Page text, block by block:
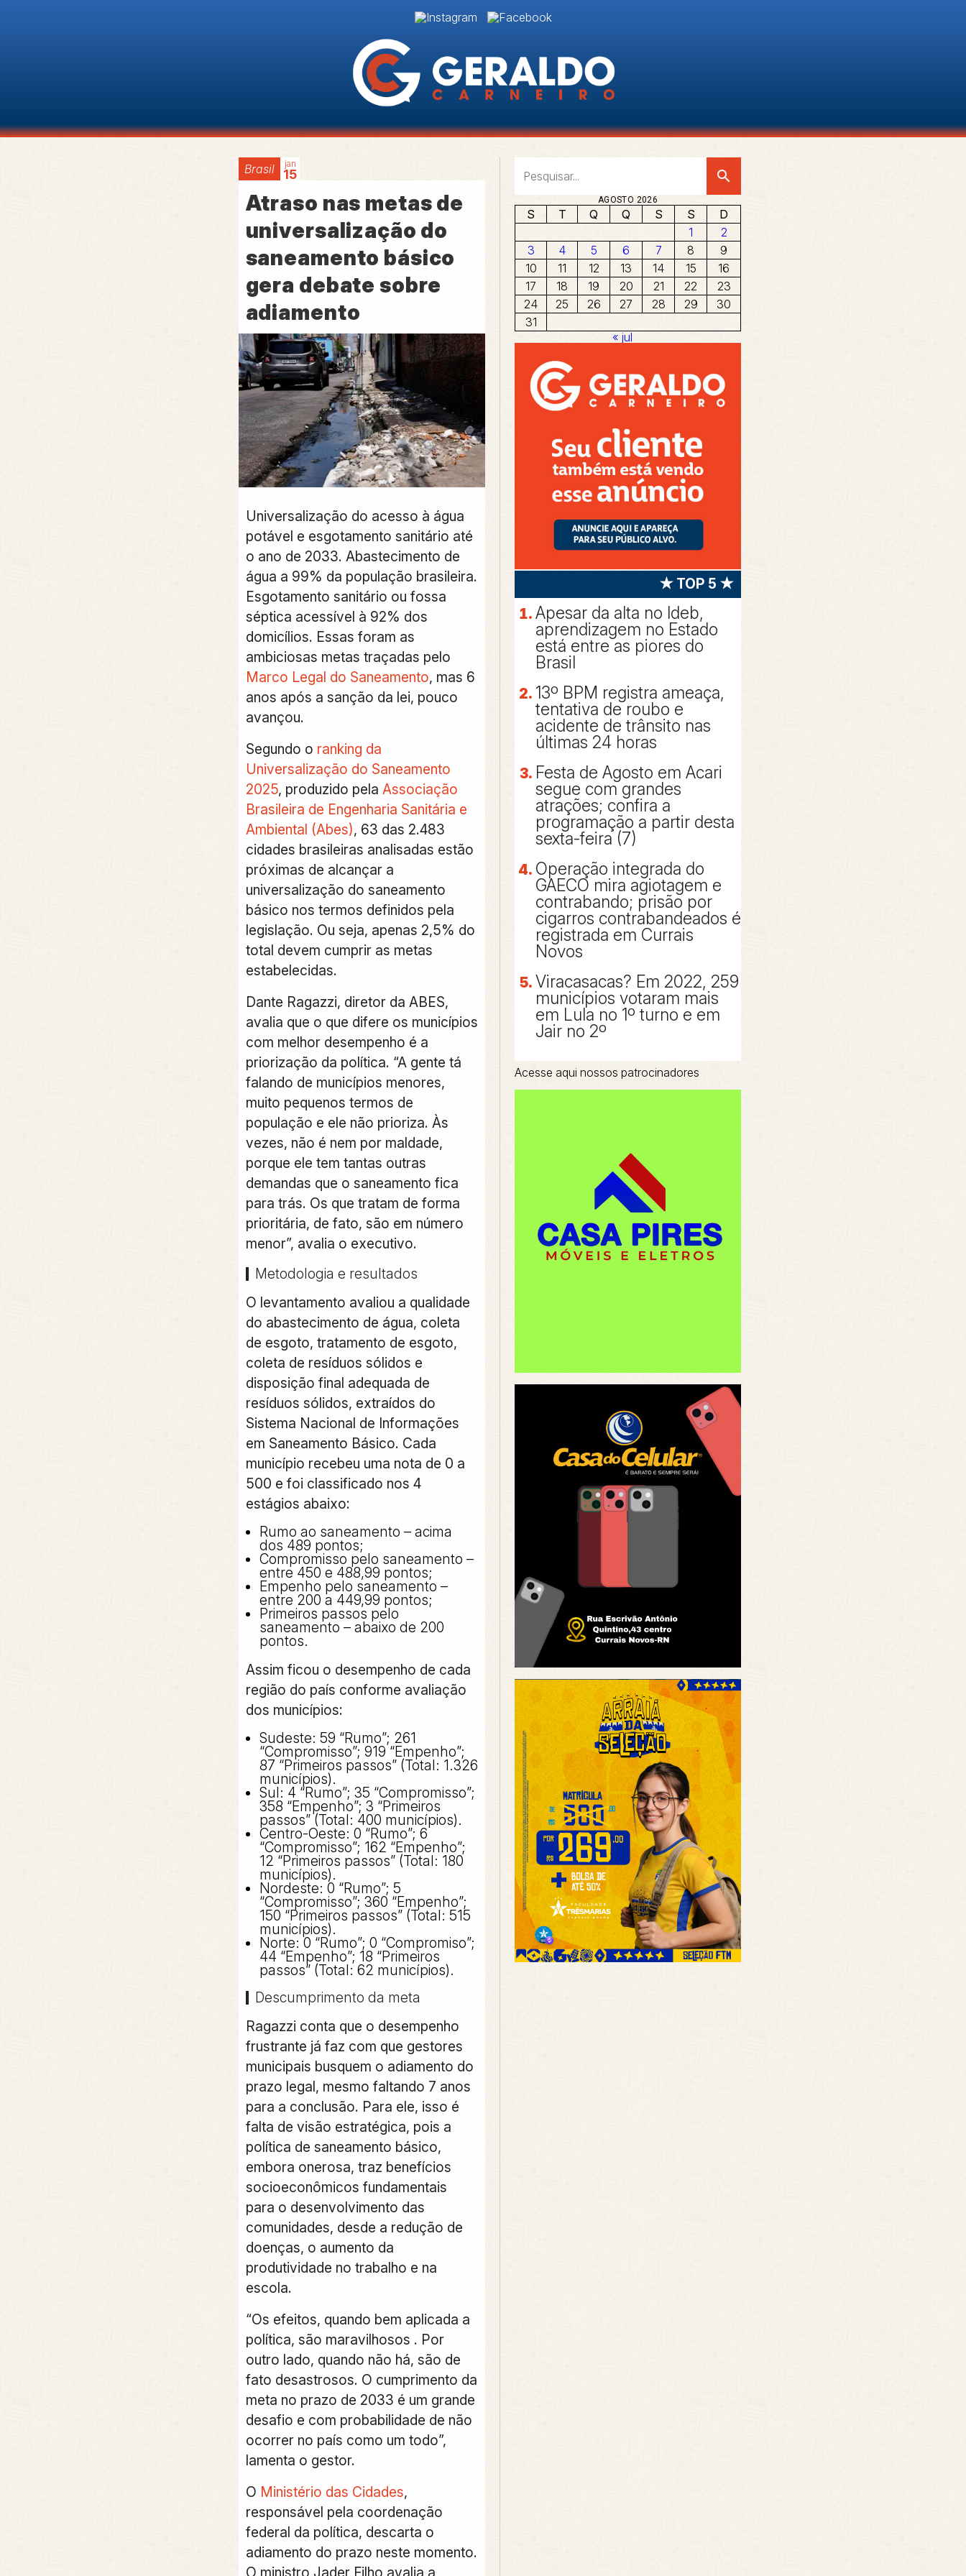
Brasil 15
jan
Atraso nas metas de
universalização do
saneamento básico
gera debate sobre
adiamento
Universalização do acesso à água
potável e esgotamento sanitário até
o ano de 2033. Abastecimento de
água a 99% da população brasileira.
Esgotamento sanitário ou fossa
séptica acessível à 92% dos
domicílios. Essas foram as
ambiciosas metas traçadas pelo
Marco Legal do Saneamento, mas 6
anos após a sanção da lei, pouco
avançou.
Segundo o ranking da
Universalização do Saneamento
2025, produzido pela Associação
Brasileira de Engenharia Sanitária e
Ambiental (Abes), 63 das 2.483
cidades brasileiras analisadas estão
próximas de alcançar a
universalização do saneamento
básico nos termos definidos pela
legislação. Ou seja, apenas 2,5% do
total devem cumprir as metas
estabelecidas.
Dante Ragazzi, diretor da ABES,
avalia que o que difere os municípios
com melhor desempenho é a
priorização da política. “A gente tá
falando de municípios menores,
muito pequenos termos de
população e ele não prioriza. Às
vezes, não é nem por maldade,
porque ele tem tantas outras
demandas que o saneamento fica
para trás. Os que tratam de forma
prioritária, de fato, são em número
menor”, avalia o executivo.
Metodologia e resultados
O levantamento avaliou a qualidade
do abastecimento de água, coleta
de esgoto, tratamento de esgoto,
coleta de resíduos sólidos e
disposição final adequada de
resíduos sólidos, extraídos do
Sistema Nacional de Informações
em Saneamento Básico. Cada
município recebeu uma nota de 0 a
500 e foi classificado nos 4
estágios abaixo:
Rumo ao saneamento – acima
dos 489 pontos;
Compromisso pelo saneamento –
entre 450 e 488,99 pontos;
Empenho pelo saneamento –
entre 200 a 449,99 pontos;
Primeiros passos pelo
saneamento – abaixo de 200
pontos.
Assim ficou o desempenho de cada
região do país conforme avaliação
dos municípios:
Sudeste: 59 “Rumo”; 261
“Compromisso”; 919 “Empenho”;
87 “Primeiros passos” (Total: 1.326
municípios).
Sul: 4 “Rumo”; 35 “Compromisso”;
358 “Empenho”; 3 “Primeiros
passos” (Total: 400 municípios).
Centro-Oeste: 0 “Rumo”; 6
“Compromisso”; 162 “Empenho”;
12 “Primeiros passos” (Total: 180
municípios).
Nordeste: 0 “Rumo”; 5
“Compromisso”; 360 “Empenho”;
150 “Primeiros passos” (Total: 515
municípios).
Norte: 0 “Rumo”; 0 “Compromiso”;
44 “Empenho”; 18 “Primeiros
passos” (Total: 62 municípios).
Descumprimento da meta
Ragazzi conta que o desempenho
frustrante já faz com que gestores
municipais busquem o adiamento do
prazo legal, mesmo faltando 7 anos
para a conclusão. Para ele, isso é
falta de visão estratégica, pois a
política de saneamento básico,
embora onerosa, traz benefícios
socioeconômicos fundamentais
para o desenvolvimento das
comunidades, desde a redução de
doenças, o aumento da
produtividade no trabalho e na
escola.
“Os efeitos, quando bem aplicada a
política, são maravilhosos . Por
outro lado, quando não há, são de
fato desastrosos. O cumprimento da
meta no prazo de 2033 é um grande
desafio e com probabilidade de não
ocorrer no país como um todo”,
lamenta o gestor.
O Ministério das Cidades,
responsável pela coordenação
federal da política, descarta o
adiamento do prazo neste momento.
search
AGOSTO 2026
S T Q Q S S
D
1
2
3
4 5 6 7 8
9
10
11 12 13 14 15
16
17
18 19 20 21 22
23
24
25 26 27 28 29
30
31
« jul
★ TOP 5 ★
Apesar da alta no Ideb,
aprendizagem no Estado
está entre as piores do
Brasil
13º BPM registra ameaça,
tentativa de roubo e
acidente de trânsito nas
últimas 24 horas
Festa de Agosto em Acari
segue com grandes
atrações; confira a
programação a partir desta
sexta-feira (7)
Operação integrada do
GAECO mira agiotagem e
contrabando; prisão por
cigarros contrabandeados é
registrada em Currais
Novos
Viracasacas? Em 2022, 259
municípios votaram mais
em Lula no 1º turno e em
Jair no 2º
Acesse aqui nossos patrocinadores